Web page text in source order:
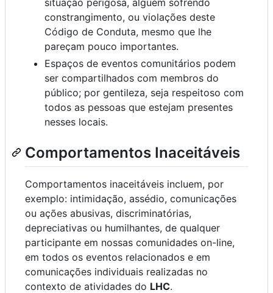
constrangimento, ou violações deste
Código de Conduta, mesmo que lhe
pareçam pouco importantes.
Espaços de eventos comunitários podem
ser compartilhados com membros do
público; por gentileza, seja respeitoso com
todos as pessoas que estejam presentes
nesses locais.
Comportamentos Inaceitáveis
Comportamentos inaceitáveis incluem, por
exemplo: intimidação, assédio, comunicações
ou ações abusivas, discriminatórias,
depreciativas ou humilhantes, de qualquer
participante em nossas comunidades on-line,
em todos os eventos relacionados e em
comunicações individuais realizadas no
contexto de atividades do LHC.